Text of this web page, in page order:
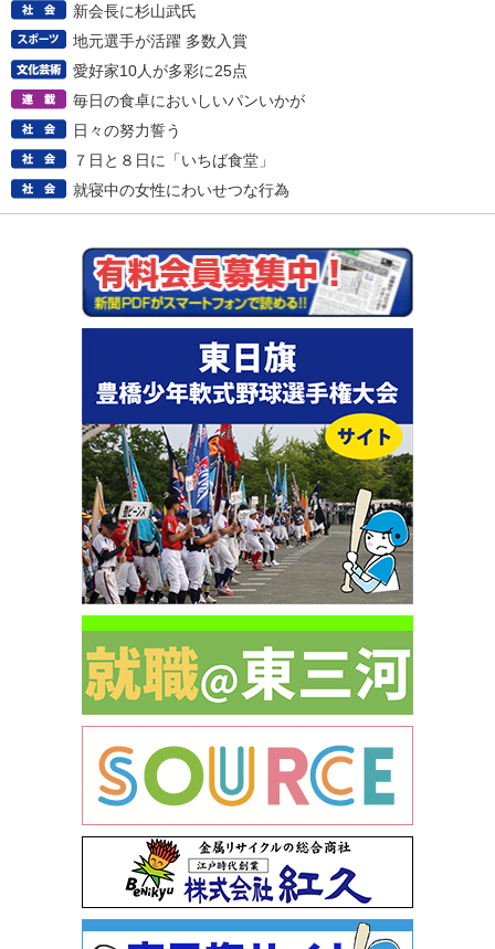
新会長に杉山武氏
地元選手が活躍 多数入賞
愛好家10人が多彩に25点
毎日の食卓においしいパンいかが
日々の努力誓う
７日と８日に「いちば食堂」
就寝中の女性にわいせつな行為